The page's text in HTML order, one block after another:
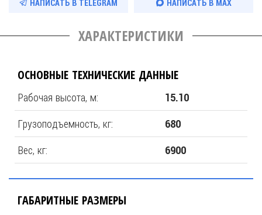
НАПИСАТЬ В TELEGRAM НАПИСАТЬ В MAX
ХАРАКТЕРИСТИКИ
ОСНОВНЫЕ ТЕХНИЧЕСКИЕ ДАННЫЕ
Рабочая высота, м: 15.10
Грузоподъемность, кг: 680
Вес, кг: 6900
ГАБАРИТНЫЕ РАЗМЕРЫ